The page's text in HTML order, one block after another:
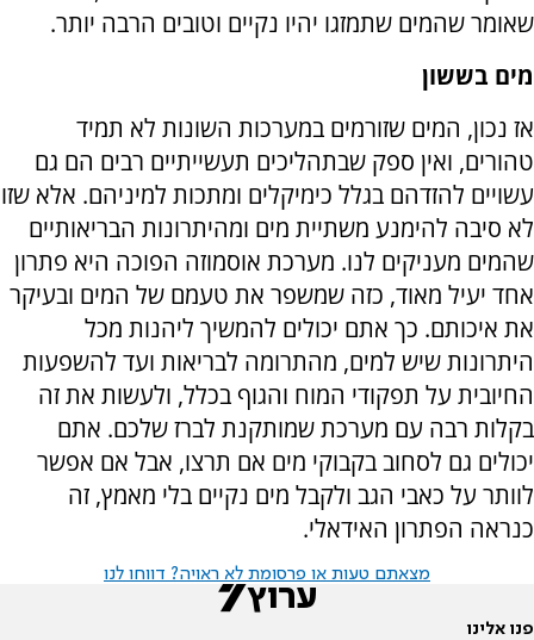
שאומר שהמים שתמזגו יהיו נקיים וטובים הרבה יותר.
מים בששון
אז נכון, המים שזורמים במערכות השונות לא תמיד
טהורים, ואין ספק שבתהליכים תעשייתיים רבים הם גם
עשויים להזדהם בגלל כימיקלים ומתכות למיניהם. אלא שזו
לא סיבה להימנע משתיית מים ומהיתרונות הבריאותיים
שהמים מעניקים לנו. מערכת אוסמוזה הפוכה היא פתרון
אחד יעיל מאוד, כזה שמשפר את טעמם של המים ובעיקר
את איכותם. כך אתם יכולים להמשיך ליהנות מכל
היתרונות שיש למים, מהתרומה לבריאות ועד להשפעות
החיובית על תפקודי המוח והגוף בכלל, ולעשות את זה
בקלות רבה עם מערכת שמותקנת לברז שלכם. אתם
יכולים גם לסחוב בקבוקי מים אם תרצו, אבל אם אפשר
לוותר על כאבי הגב ולקבל מים נקיים בלי מאמץ, זה
כנראה הפתרון האידאלי.
מצאתם טעות או פרסומת לא ראויה? דווחו לנו
פנו אלינו